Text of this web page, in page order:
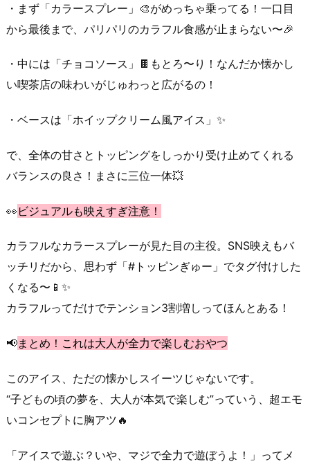
・まず「カラースプレー」🎨がめっちゃ乗ってる！一口目
から最後まで、パリパリのカラフル食感が止まらない〜🎉
・中には「チョコソース」🍫もとろ〜り！なんだか懐かし
い喫茶店の味わいがじゅわっと広がるの！
・ベースは「ホイップクリーム風アイス」✨
で、全体の甘さとトッピングをしっかり受け止めてくれる
バランスの良さ！まさに三位一体💥
👀 ビジュアルも映えすぎ注意！
カラフルなカラースプレーが見た目の主役。SNS映えもバ
ッチリだから、思わず「#トッピンぎゅー」でタグ付けした
くなる〜📱✨
カラフルってだけでテンション3割増しってほんとある！
📢まとめ！これは大人が全力で楽しむおやつ
このアイス、ただの懐かしスイーツじゃないです。
“子どもの頃の夢を、大人が本気で楽しむ”っていう、超エモ
いコンセプトに胸アツ🔥
「アイスで遊ぶ？いや、マジで全力で遊ぼうよ！」ってメ